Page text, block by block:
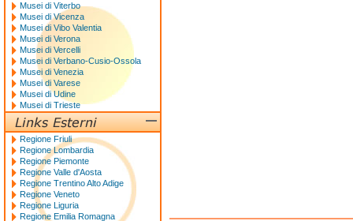
Musei di Viterbo
Musei di Vicenza
Musei di Vibo Valentia
Musei di Verona
Musei di Vercelli
Musei di Verbano-Cusio-Ossola
Musei di Venezia
Musei di Varese
Musei di Udine
Musei di Trieste
Regione Friuli
Regione Lombardia
Regione Piemonte
Regione Valle d'Aosta
Regione Trentino Alto Adige
Regione Veneto
Regione Liguria
Regione Emilia Romagna